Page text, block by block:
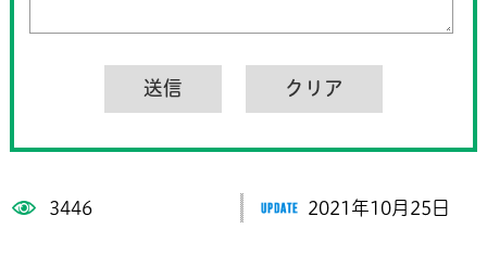
3446 2021年10月25日